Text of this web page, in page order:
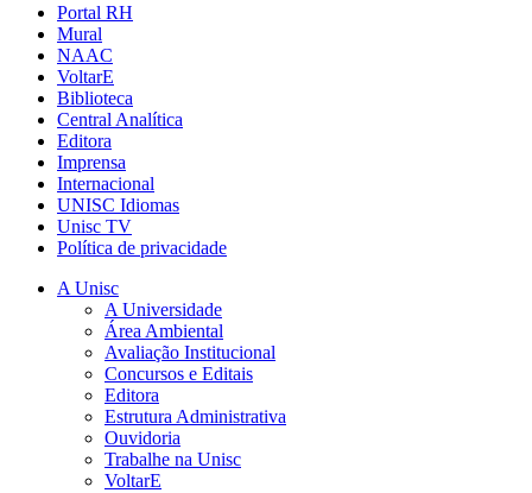
Portal RH
Mural
NAAC
VoltarE
Biblioteca
Central Analítica
Editora
Imprensa
Internacional
UNISC Idiomas
Unisc TV
Política de privacidade
A Unisc
A Universidade
Área Ambiental
Avaliação Institucional
Concursos e Editais
Editora
Estrutura Administrativa
Ouvidoria
Trabalhe na Unisc
VoltarE